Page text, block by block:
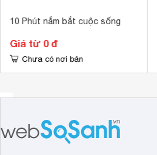
10 Phút nắm bắt cuộc sống
Giá từ 0 đ
Chưa có nơi bán